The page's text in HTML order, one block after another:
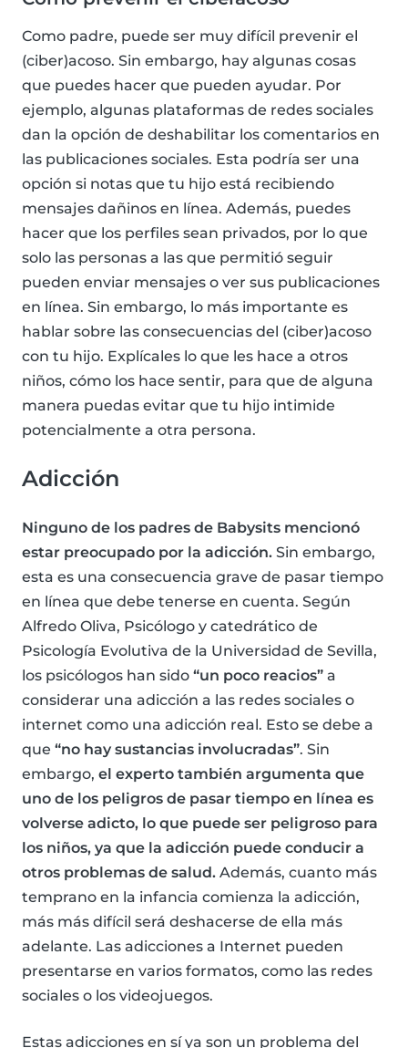
Como padre, puede ser muy difícil prevenir el
(ciber)acoso. Sin embargo, hay algunas cosas
que puedes hacer que pueden ayudar. Por
ejemplo, algunas plataformas de redes sociales
dan la opción de deshabilitar los comentarios en
las publicaciones sociales. Esta podría ser una
opción si notas que tu hijo está recibiendo
mensajes dañinos en línea. Además, puedes
hacer que los perfiles sean privados, por lo que
solo las personas a las que permitió seguir
pueden enviar mensajes o ver sus publicaciones
en línea. Sin embargo, lo más importante es
hablar sobre las consecuencias del (ciber)acoso
con tu hijo. Explícales lo que les hace a otros
niños, cómo los hace sentir, para que de alguna
manera puedas evitar que tu hijo intimide
potencialmente a otra persona.
Adicción
Ninguno de los padres de Babysits mencionó
estar preocupado por la adicción. Sin embargo,
esta es una consecuencia grave de pasar tiempo
en línea que debe tenerse en cuenta. Según
Alfredo Oliva, Psicólogo y catedrático de
Psicología Evolutiva de la Universidad de Sevilla,
los psicólogos han sido “un poco reacios” a
considerar una adicción a las redes sociales o
internet como una adicción real. Esto se debe a
que “no hay sustancias involucradas”. Sin
embargo, el experto también argumenta que
uno de los peligros de pasar tiempo en línea es
volverse adicto, lo que puede ser peligroso para
los niños, ya que la adicción puede conducir a
otros problemas de salud. Además, cuanto más
temprano en la infancia comienza la adicción,
más más difícil será deshacerse de ella más
adelante. Las adicciones a Internet pueden
presentarse en varios formatos, como las redes
sociales o los videojuegos.
Estas adicciones en sí ya son un problema del